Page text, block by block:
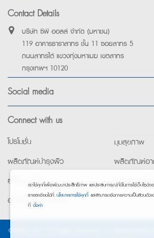
Contact Details
บริษัท ซีพี ออลล์ จำกัด (มหาชน)
119 อาคารธาราสาทร ชั้น 11 ซอยสาทร 5
ถนนสาทรใต้ แขวงทุ่งมหาเมฆ เขตสาทร
กรุงเทพฯ 10120
Social media
Connect with us
โปรโมชั่น
มุมสุขภาพ
ผลิตภัณฑ์บำรุงผิว
ผลิตภัณฑ์อา
ยาใช้เฉพาะที่
อุปกรณ์เพื่อ
อาหารทางการแพทย์
©2026 Exta. All Rights Reserved. • การแจ้งการป
เราใช้คุกกี้เพื่อพัฒนาประสิทธิภาพ และประสบการณ์ที่ดีในการใช้เว็บไ
รายละเอียดได้ที่ นโยบายการใช้คุกกี้ และสามารถจัดการความเป็นส่วนตัว
ที่ ตั้งค่า